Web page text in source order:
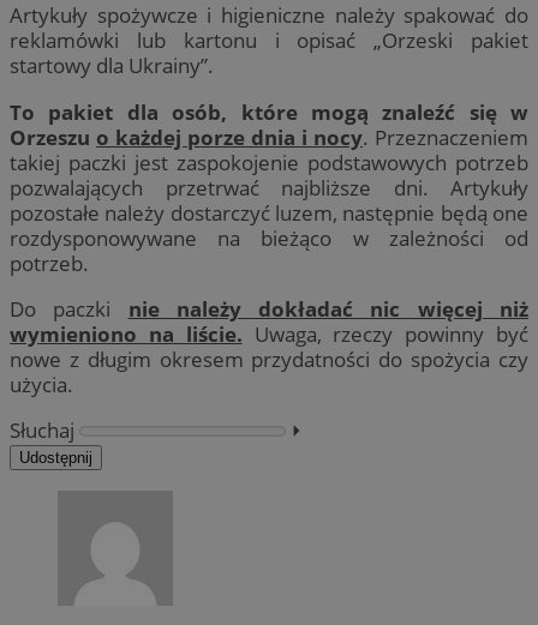
Artykuły spożywcze i higieniczne należy spakować do
reklamówki lub kartonu i opisać „Orzeski pakiet
startowy dla Ukrainy”.
To pakiet dla osób, które mogą znaleźć się w
Orzeszu o każdej porze dnia i nocy. Przeznaczeniem
takiej paczki jest zaspokojenie podstawowych potrzeb
pozwalających przetrwać najbliższe dni. Artykuły
pozostałe należy dostarczyć luzem, następnie będą one
rozdysponowywane na bieżąco w zależności od
potrzeb.
Do paczki nie należy dokładać nic więcej niż
wymieniono na liście. Uwaga, rzeczy powinny być
nowe z długim okresem przydatności do spożycia czy
użycia.
Słuchaj
⏵︎
Udostępnij